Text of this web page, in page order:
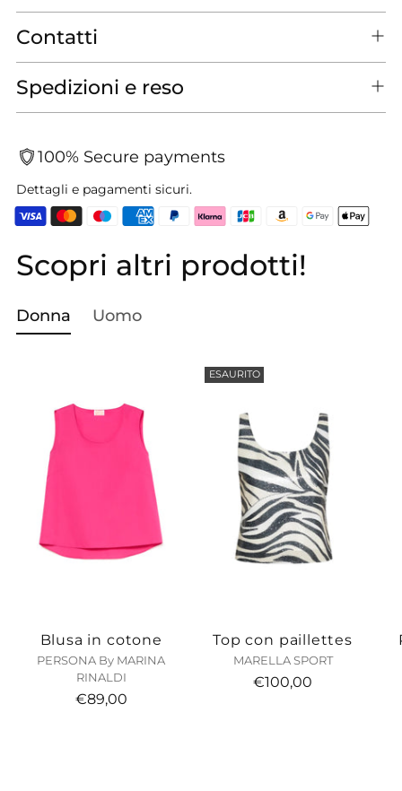
Contatti
Spedizioni e reso
100% Secure payments
Dettagli e pagamenti sicuri.
Aggiungere
un
al
Scopri altri prodotti!
Donna Uomo
Blusa in cotone
PERSONA By MARINA
RINALDI
€89,00
ESAURITO
Top con paillettes
MARELLA SPORT
€100,00